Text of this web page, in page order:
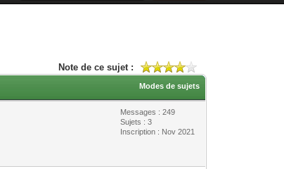
Note de ce sujet :
Modes de sujets
Messages : 249
Sujets : 3
Inscription : Nov 2021